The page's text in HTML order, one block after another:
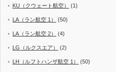
KU（クウェート航空） (1)
LA（ラン航空 1） (50)
LA（ラン航空 2） (4)
LG（ルクスエア） (2)
LH（ルフトハンザ航空 1） (50)